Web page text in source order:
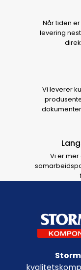
Når tiden
levering
Vi leverer
Vi er